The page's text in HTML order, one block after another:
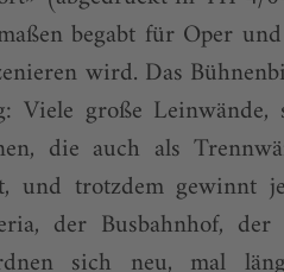
begabt für Oper
wird. Das
Viele große
die auch als
und trotzdem gewinnt
der Busbahnhof,
sich neu, mal